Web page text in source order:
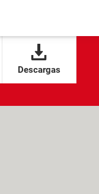
Descargas